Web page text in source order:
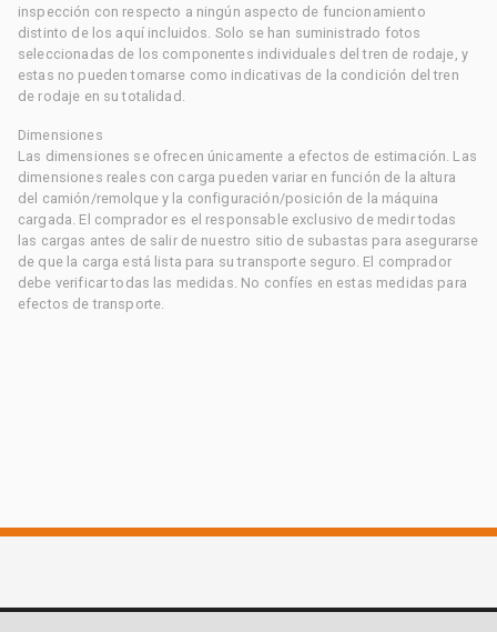
inspección con respecto a ningún aspecto de funcionamiento
distinto de los aquí incluidos. Solo se han suministrado fotos
seleccionadas de los componentes individuales del tren de rodaje, y
estas no pueden tomarse como indicativas de la condición del tren
de rodaje en su totalidad.
Dimensiones
Las dimensiones se ofrecen únicamente a efectos de estimación. Las
dimensiones reales con carga pueden variar en función de la altura
del camión/remolque y la configuración/posición de la máquina
cargada. El comprador es el responsable exclusivo de medir todas
las cargas antes de salir de nuestro sitio de subastas para asegurarse
de que la carga está lista para su transporte seguro. El comprador
debe verificar todas las medidas. No confíes en estas medidas para
efectos de transporte.